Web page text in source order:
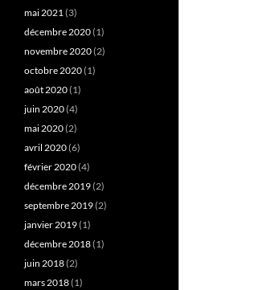
mai 2021(3)
décembre 2020(1)
novembre 2020(2)
octobre 2020(1)
août 2020(1)
juin 2020(4)
mai 2020(2)
avril 2020(6)
février 2020(4)
décembre 2019(2)
septembre 2019(2)
janvier 2019(1)
décembre 2018(1)
juin 2018(2)
mars 2018(1)